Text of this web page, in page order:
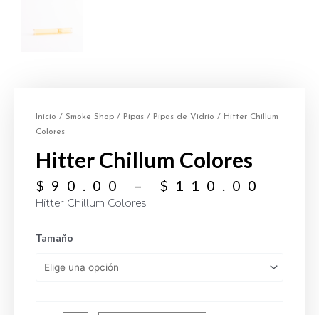
Inicio / Smoke Shop / Pipas / Pipas de Vidrio / Hitter Chillum
Colores
Hitter Chillum Colores
$ 90.00 – $ 110.00
Hitter Chillum Colores
Tamaño